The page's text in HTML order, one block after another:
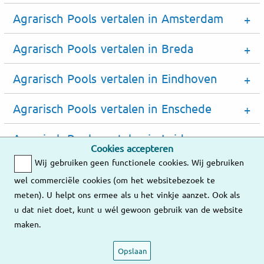
Agrarisch Pools vertalen in Amsterdam
Agrarisch Pools vertalen in Breda
Agrarisch Pools vertalen in Eindhoven
Agrarisch Pools vertalen in Enschede
Agrarisch Pools vertalen in Leiden
Agrarisch Pools vertalen in Maastricht
Agrarisch Pools vertalen in Rotterdam
Agrarisch Pools vertalen in Utrecht
Agrarisch Pools vertalen in Zwolle
Cookies accepteren
Wij gebruiken geen functionele cookies. Wij gebruiken
wel commerciële cookies (om het websitebezoek te
meten). U helpt ons ermee als u het vinkje aanzet. Ook als
u dat niet doet, kunt u wél gewoon gebruik van de website
maken.
Opslaan